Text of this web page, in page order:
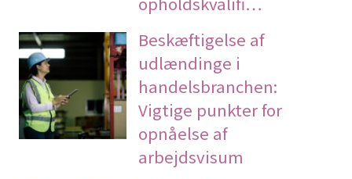
Beskæftigelse af
udlændinge i
handelsbranchen:
Vigtige punkter for
opnåelse af
arbejdsvisum